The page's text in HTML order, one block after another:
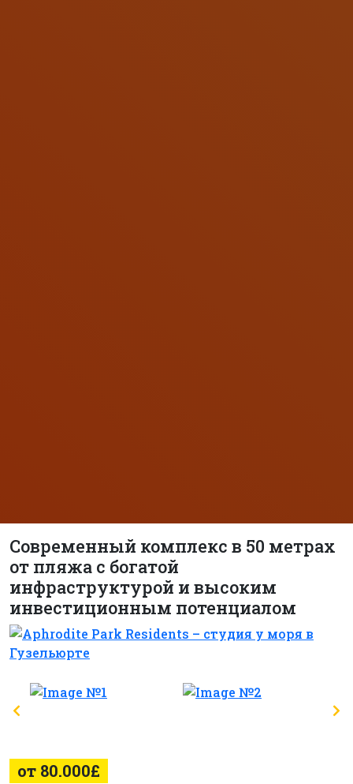
Современный комплекс в 50 метрах
от пляжа с богатой
инфраструктурой и высоким
инвестиционным потенциалом
от 80.000£